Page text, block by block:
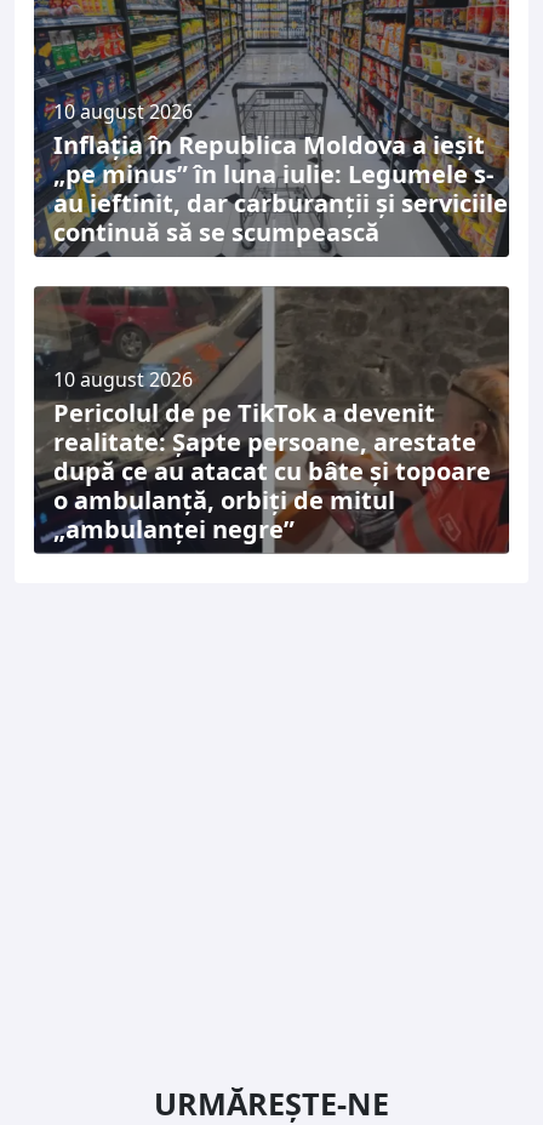
10 august 2026
Inflația în Republica Moldova a ieșit
„pe minus” în luna iulie: Legumele s-
au ieftinit, dar carburanții și serviciile
continuă să se scumpească
10 august 2026
Pericolul de pe TikTok a devenit
realitate: Șapte persoane, arestate
după ce au atacat cu bâte și topoare
o ambulanță, orbiți de mitul
„ambulanței negre”
URMĂREȘTE-NE